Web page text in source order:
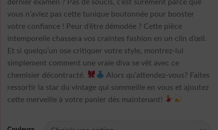
94,80 €.55,90 €.
dernier examen ? Pas de soucis, c’est sûrement parce que
vous n’aviez pas cette tunique boutonnée pour booster
votre confiance ! Peur d’être démodée ? Cette pièce
intemporelle chassera vos craintes fashion en un clin d’œil.
Et si quelqu’un ose critiquer votre style, montrez-lui
simplement comment une vraie diva se vêt avec ce
chemisier décontracté.
Alors qu’attendez-vous? Faites
ressortir la star du vintage qui sommeille en vous et ajoutez
cette merveille à votre panier dès maintenant!